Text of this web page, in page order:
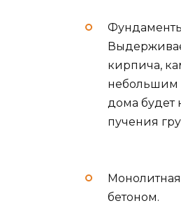
кирпича,
небольшим
дома будет
пучения
бетоном.